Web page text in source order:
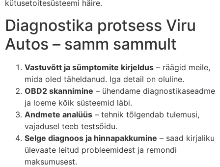
kütusetoitesüsteemi häire.
Diagnostika protsess Viru
Autos – samm sammult
Vastuvõtt ja sümptomite kirjeldus – räägid meile,
mida oled täheldanud. Iga detail on oluline.
OBD2 skannimine – ühendame diagnostikaseadme
ja loeme kõik süsteemid läbi.
Andmete analüüs – tehnik tõlgendab tulemusi,
vajadusel teeb testsõidu.
Selge diagnoos ja hinnapakkumine – saad kirjaliku
ülevaate leitud probleemidest ja remondi
maksumusest.